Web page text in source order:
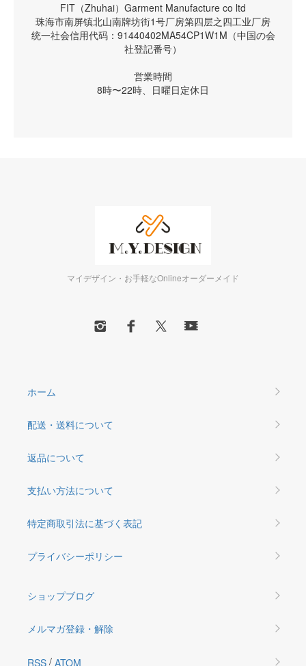
FIT（Zhuhai）Garment Manufacture co ltd
珠海市南屏镇北山南牌坊街1号厂房第四层之四工业厂房
统一社会信用代码：91440402MA54CP1W1M（中国の会
社登記番号）
営業時間
8時〜22時、日曜日定休日
マイデザイン・お手軽なOnlineオーダーメイド
ホーム
配送・送料について
返品について
支払い方法について
特定商取引法に基づく表記
プライバシーポリシー
ショップブログ
メルマガ登録・解除
RSS / ATOM